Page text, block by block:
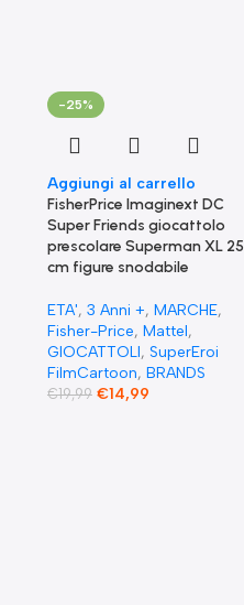
-25%
Aggiungi al carrello
FisherPrice Imaginext DC
Super Friends giocattolo
prescolare Superman XL 25
cm figure snodabile
ETA', 3 Anni +, MARCHE,
Fisher-Price, Mattel,
GIOCATTOLI, SuperEroi
FilmCartoon, BRANDS
€19,99 €14,99